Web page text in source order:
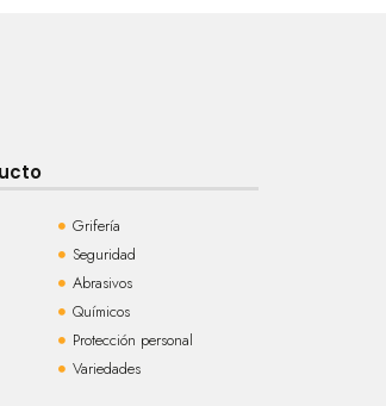
Grifería
Seguridad
Abrasivos
Químicos
Protección personal
Variedades